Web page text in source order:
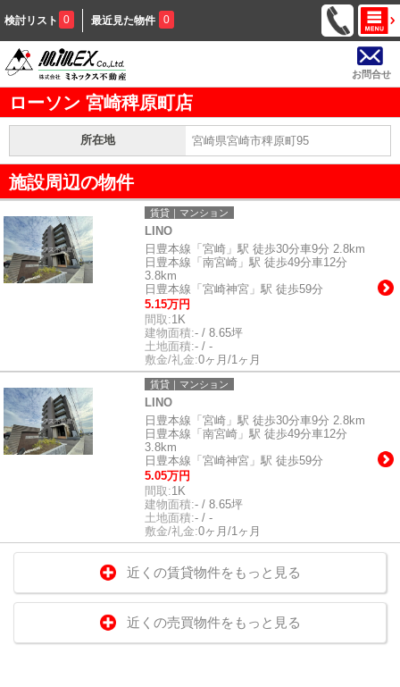
検討リスト 0 最近見た物件 0
お問合せ
ローソン 宮崎稗原町店
所在地 宮崎県宮崎市稗原町95
施設周辺の物件
賃貸｜マンション
LINO
日豊本線「宮崎」駅 徒歩30分車9分 2.8km
日豊本線「南宮崎」駅 徒歩49分車12分
3.8km
日豊本線「宮崎神宮」駅 徒歩59分
5.15万円
間取:1K
建物面積:- / 8.65坪
土地面積:- / -
敷金/礼金:0ヶ月/1ヶ月
賃貸｜マンション
LINO
日豊本線「宮崎」駅 徒歩30分車9分 2.8km
日豊本線「南宮崎」駅 徒歩49分車12分
3.8km
日豊本線「宮崎神宮」駅 徒歩59分
5.05万円
間取:1K
建物面積:- / 8.65坪
土地面積:- / -
敷金/礼金:0ヶ月/1ヶ月
近くの賃貸物件をもっと見る
近くの売買物件をもっと見る